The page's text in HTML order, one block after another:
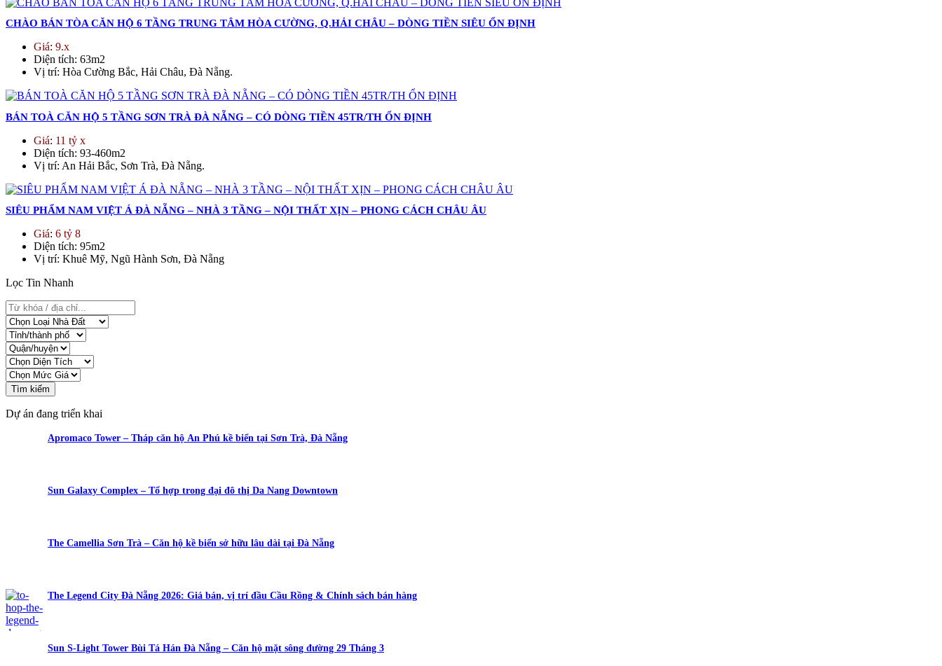
CHÀO BÁN TÒA CĂN HỘ 6 TẦNG TRUNG TÂM HÒA CƯỜNG, Q.HẢI CHÂU – DÒNG TIỀN SIÊU ỔN ĐỊNH
Giá: 9.x
Diện tích: 63m2
Vị trí: Hòa Cường Bắc, Hải Châu, Đà Nẵng.
BÁN TOÀ CĂN HỘ 5 TẦNG SƠN TRÀ ĐÀ NẴNG – CÓ DÒNG TIỀN 45TR/TH ỔN ĐỊNH
Giá: 11 tỷ x
Diện tích: 93-460m2
Vị trí: An Hải Bắc, Sơn Trà, Đà Nẵng.
SIÊU PHẨM NAM VIỆT Á ĐÀ NẴNG – NHÀ 3 TẦNG – NỘI THẤT XỊN – PHONG CÁCH CHÂU ÂU
Giá: 6 tỷ 8
Diện tích: 95m2
Vị trí: Khuê Mỹ, Ngũ Hành Sơn, Đà Nẵng
Lọc Tin Nhanh
Tìm kiếm
Dự án đang triển khai
Apromaco Tower – Tháp căn hộ An Phú kề biển tại Sơn Trà, Đà Nẵng
Sun Galaxy Complex – Tổ hợp trong đại đô thị Da Nang Downtown
The Camellia Sơn Trà – Căn hộ kề biển sở hữu lâu dài tại Đà Nẵng
The Legend City Đà Nẵng 2026: Giá bán, vị trí đầu Cầu Rồng & Chính sách bán hàng
Sun S-Light Tower Bùi Tá Hán Đà Nẵng – Căn hộ mặt sông đường 29 Tháng 3